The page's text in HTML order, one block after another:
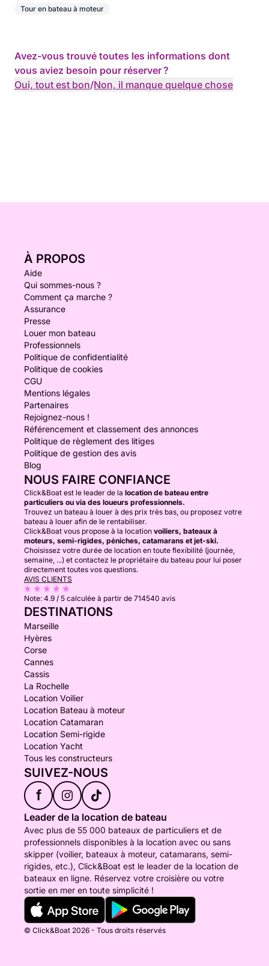
Tour en bateau à moteur
Avez-vous trouvé toutes les informations dont
vous aviez besoin pour réserver ?
Oui, tout est bon/Non, il manque quelque chose
À PROPOS
Aide
Qui sommes-nous ?
Comment ça marche ?
Assurance
Presse
Louer mon bateau
Professionnels
Politique de confidentialité
Politique de cookies
CGU
Mentions légales
Partenaires
Rejoignez-nous !
Référencement et classement des annonces
Politique de règlement des litiges
Politique de gestion des avis
Blog
NOUS FAIRE CONFIANCE
Click&Boat est le leader de la location de bateau entre
particuliers ou via des loueurs professionnels.
Trouvez un bateau à louer à des prix très bas, ou proposez votre
bateau à louer afin de le rentabiliser.
Click&Boat vous propose à la location voiliers, bateaux à
moteurs, semi-rigides, péniches, catamarans et jet-ski.
Choisissez votre durée de location en toute flexibilité (journée,
semaine, ...) et contactez le propriétaire du bateau pour lui poser
directement toutes vos questions.
AVIS CLIENTS
Note: 4.9 / 5 calculée à partir de 714540 avis
DESTINATIONS
Marseille
Hyères
Corse
Cannes
Cassis
La Rochelle
Location Voilier
Location Bateau à moteur
Location Catamaran
Location Semi-rigide
Location Yacht
Tous les constructeurs
SUIVEZ-NOUS
f
Leader de la location de bateau
Avec plus de 55 000 bateaux de particuliers et de
professionnels disponibles à la location avec ou sans
skipper (voilier, bateaux à moteur, catamarans, semi-
rigides, etc.), Click&Boat est le leader de la location de
bateaux en ligne. Réservez votre croisière ou votre
sortie en mer en toute simplicité !
© Click&Boat 2026 - Tous droits réservés